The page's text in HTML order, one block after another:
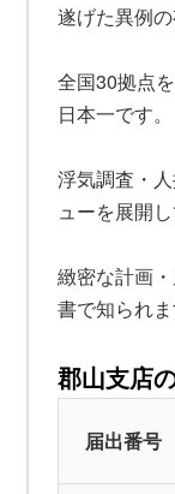
遂げた異例の
全国30拠点
日本一です。
浮気調査・
ューを展開し
緻密な計画
書で知られま
郡山支店
届出番号